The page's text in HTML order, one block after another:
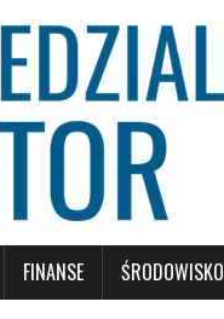
FINANSE ŚRODOWISKO